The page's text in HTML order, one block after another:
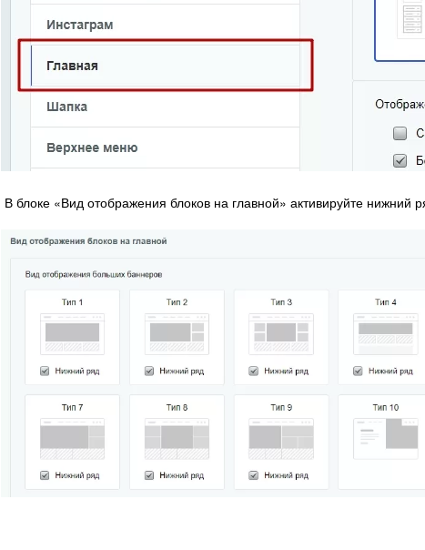
В блоке «Вид отображения блоков на главной» активируйте нижний